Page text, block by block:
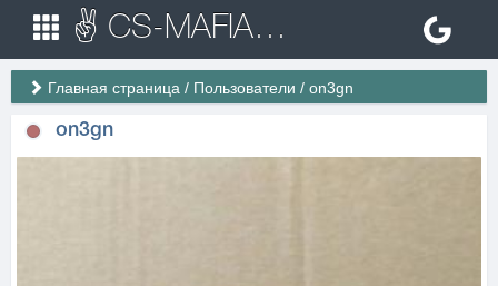
✌ CS-MAFIA.RU ✌ Игровые сервера Counter Strike 1.6
Главная страница / Пользователи / on3gn
on3gn